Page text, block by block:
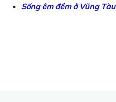
Sống êm đềm ở Vũng Tàu